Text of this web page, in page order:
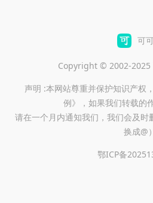
可
Copyright © 2002-2025
声明 :本网站尊重并保护知识产权
例》，如果我们转载的
请在一个月内通知我们，我们会及
换成@
鄂ICP备